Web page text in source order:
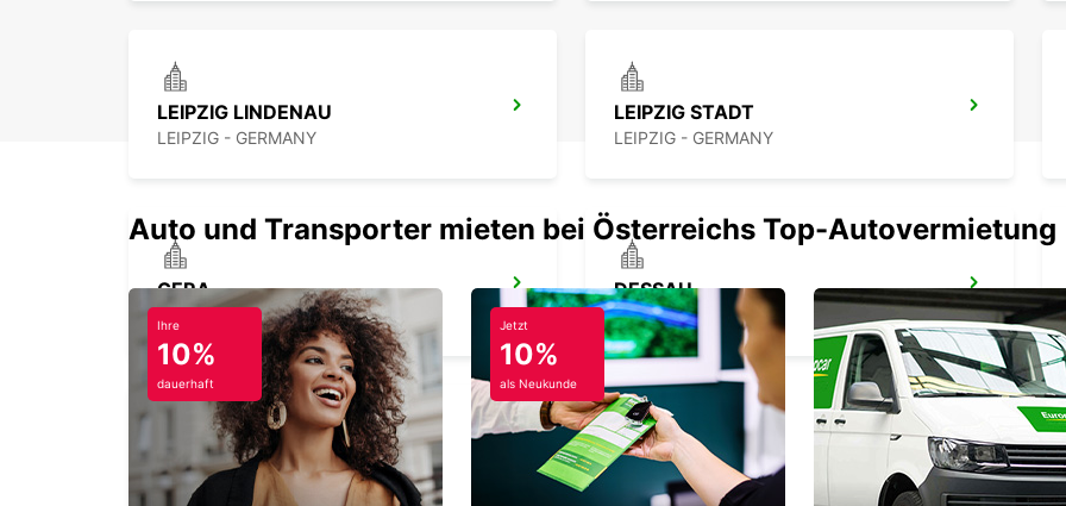
LEIPZIG LINDENAU
LEIPZIG - GERMANY
LEIPZIG STADT
LEIPZIG - GERMANY
GERA
GERA - GERMANY
DESSAU
DESSAU - GERMANY
ERFURT
ERFURT - GERMANY
Auto und Transporter mieten bei Österreichs Top-Autovermietung
Ihre
10%
dauerhaft
Jetzt
10%
als Neukunde